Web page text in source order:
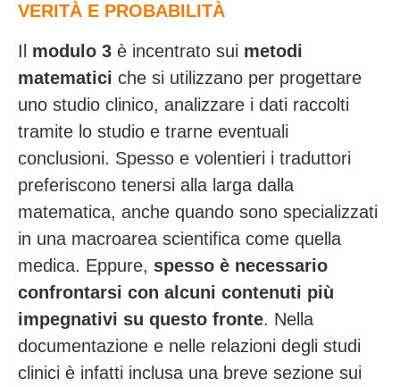
VERITÀ E PROBABILITÀ
Il modulo 3 è incentrato sui metodi
matematici che si utilizzano per progettare
uno studio clinico, analizzare i dati raccolti
tramite lo studio e trarne eventuali
conclusioni. Spesso e volentieri i traduttori
preferiscono tenersi alla larga dalla
matematica, anche quando sono specializzati
in una macroarea scientifica come quella
medica. Eppure, spesso è necessario
confrontarsi con alcuni contenuti più
impegnativi su questo fronte. Nella
documentazione e nelle relazioni degli studi
clinici è infatti inclusa una breve sezione sui